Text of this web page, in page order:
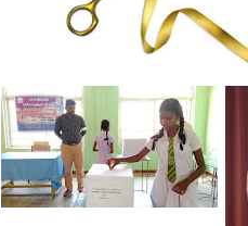
கல்குடா கல்வி வலயத்தின்
இணையத்தளம் ...